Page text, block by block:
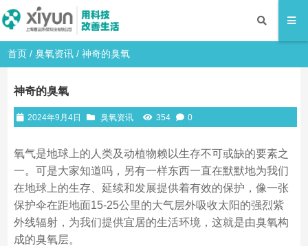
首页 /臭氧资讯 / 神奇的臭氧
神奇的臭氧
2024年9月4日 臭氧资讯 354 0
氧气是地球上的人类及动植物赖以生存不可或缺的要素之
一。可是大家知道吗，另有一样东西一直在默默地为我们
在地球上的生存、延续和发展提供着有效的保护，像一张
保护伞在距地面15-25公里的大气层外吸收太阳的强烈紫
外线辐射，为我们提供宜居的生活环境，这就是由臭氧构
成的臭氧层。